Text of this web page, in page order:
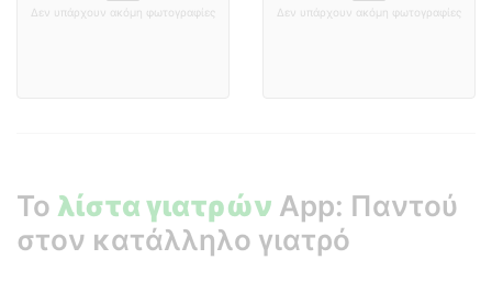
Δεν υπάρχουν ακόμη φωτογραφίες Δεν υπάρχουν ακόμη φωτογραφίες
Το λίστα γιατρών App: Παντού
στον κατάλληλο γιατρό